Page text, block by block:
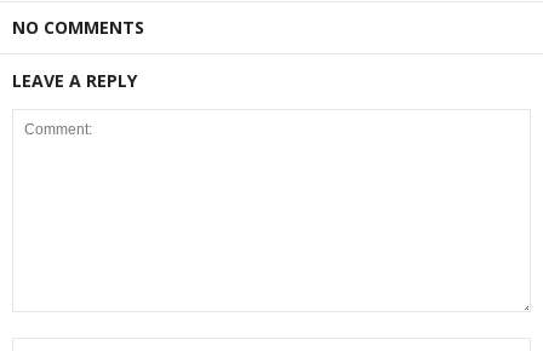
NO COMMENTS
LEAVE A REPLY